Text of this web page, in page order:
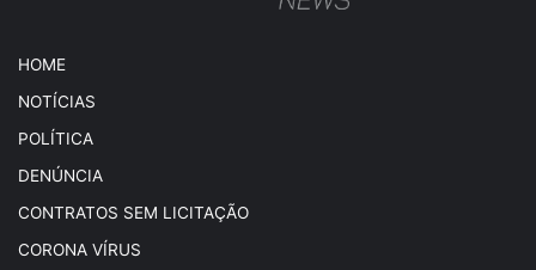
HOME
NOTÍCIAS
POLÍTICA
DENÚNCIA
CONTRATOS SEM LICITAÇÃO
CORONA VÍRUS